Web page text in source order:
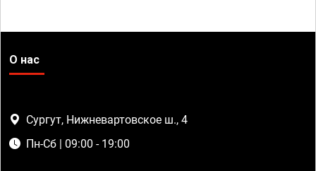
О нас
Сургут, Нижневартовское ш., 4
Пн-Сб | 09:00 - 19:00